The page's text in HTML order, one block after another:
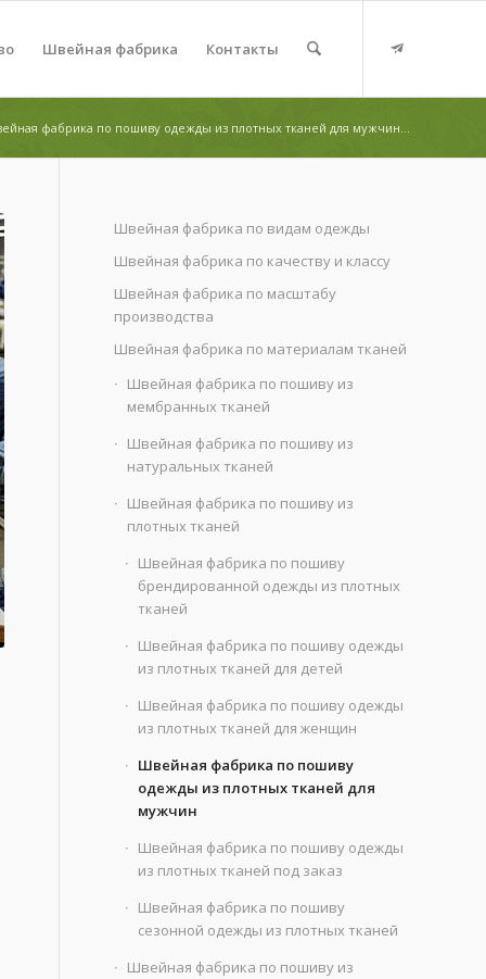
Швейная фабрика Контакты
фабрика по пошиву одежды из плотных тканей для мужчин...
Швейная фабрика по видам одежды
Швейная фабрика по качеству и классу
Швейная фабрика по масштабу
производства
Швейная фабрика по материалам тканей
Швейная фабрика по пошиву из
мембранных тканей
Швейная фабрика по пошиву из
натуральных тканей
Швейная фабрика по пошиву из
плотных тканей
Швейная фабрика по пошиву
брендированной одежды из плотных
тканей
Швейная фабрика по пошиву одежды
из плотных тканей для детей
Швейная фабрика по пошиву одежды
из плотных тканей для женщин
Швейная фабрика по пошиву
одежды из плотных тканей для
мужчин
Швейная фабрика по пошиву одежды
из плотных тканей под заказ
Швейная фабрика по пошиву
сезонной одежды из плотных тканей
Швейная фабрика по пошиву из